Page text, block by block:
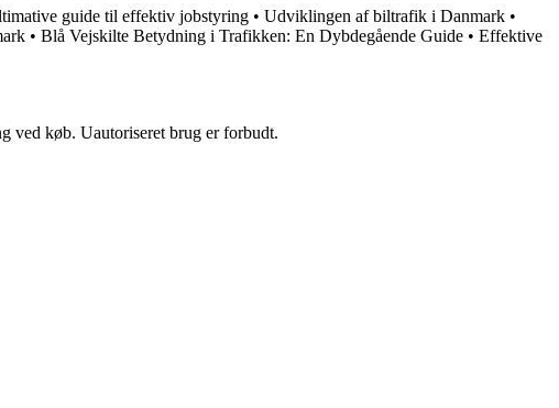
guide til effektiv jobstyring • Udviklingen af biltrafik i Danmark •
• Blå Vejskilte Betydning i Trafikken: En Dybdegående Guide • Effektive
ved køb. Uautoriseret brug er forbudt.